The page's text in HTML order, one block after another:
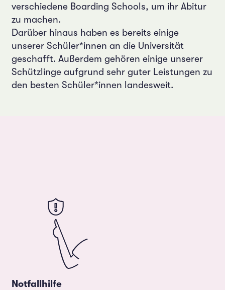
verschiedene Boarding Schools, um ihr Abitur
zu machen.
Darüber hinaus haben es bereits einige
unserer Schüler*innen an die Universität
geschafft. Außerdem gehören einige unserer
Schützlinge aufgrund sehr guter Leistungen zu
den besten Schüler*innen landesweit.
Notfallhilfe